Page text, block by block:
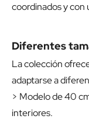
coordinados y con
Diferentes
La colección
adaptarse a
> Modelo de 40
interiores.